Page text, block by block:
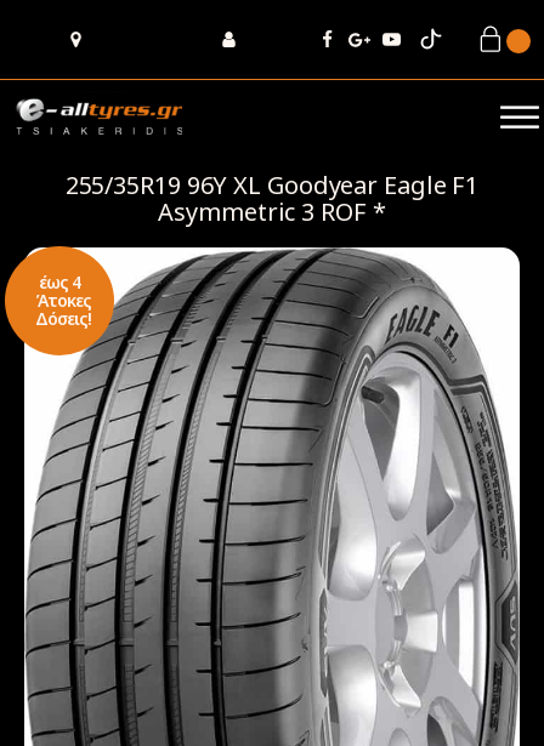
255/35R19 96Y XL Goodyear Eagle F1
Asymmetric 3 ROF *
έως 4
Άτοκες
Δόσεις!